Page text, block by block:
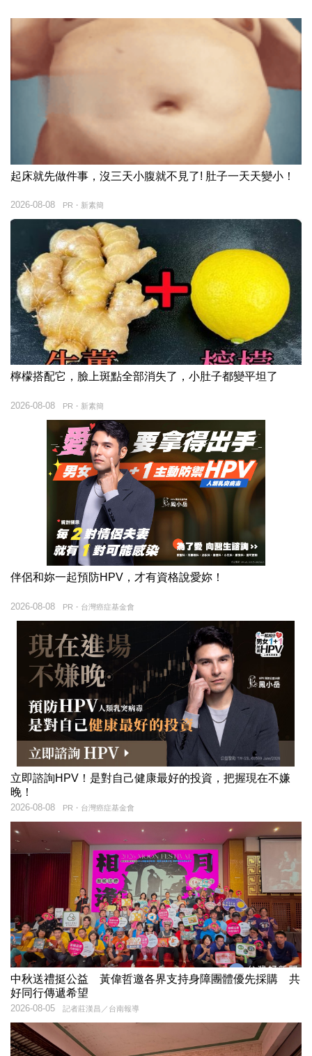
起床就先做件事，沒三天小腹就不見了! 肚子一天天變小！
PR・新素簡
2026-08-08
檸檬搭配它，臉上斑點全部消失了，小肚子都變平坦了
PR・新素簡
2026-08-08
伴侶和妳一起預防HPV，才有資格說愛妳！
PR・台灣癌症基金會
2026-08-08
立即諮詢HPV！是對自己健康最好的投資，把握現在不嫌
晚！
PR・台灣癌症基金會
2026-08-08
中秋送禮挺公益 黃偉哲邀各界支持身障團體優先採購 共
好同行傳遞希望
記者莊漢昌／台南報導
2026-08-05